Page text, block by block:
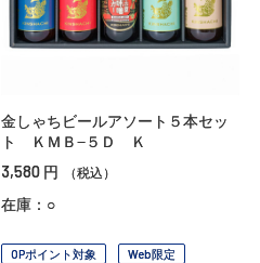
金しゃちビールアソート５本セッ
ト ＫＭＢ−５Ｄ Ｋ
3,580 円 （税込）
在庫：○
OPポイント対象 Web限定